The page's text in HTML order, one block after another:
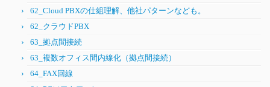
62_Cloud PBXの仕組理解、他社パターンなども。
62_クラウドPBX
63_拠点間接続
63_複数オフィス間内線化（拠点間接続）
64_FAX回線